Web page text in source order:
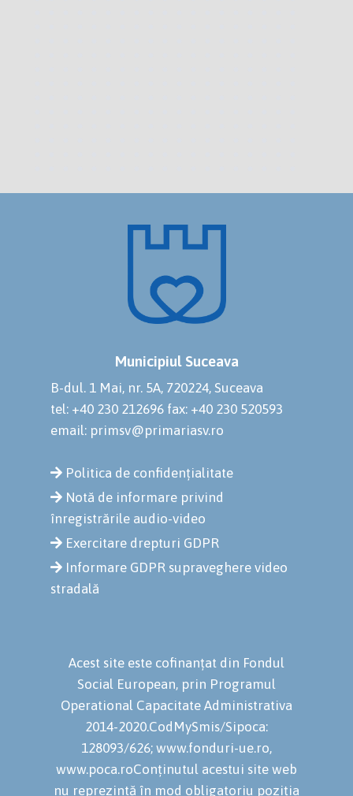
Municipiul Suceava
B-dul. 1 Mai, nr. 5A, 720224, Suceava
tel: +40 230 212696 fax: +40 230 520593
email: primsv@primariasv.ro
Politica de confidențialitate
Notă de informare privind
înregistrările audio-video
Exercitare drepturi GDPR
Informare GDPR supraveghere video
stradală
Acest site este cofinanțat din Fondul
Social European, prin Programul
Operational Capacitate Administrativa
2014-2020.CodMySmis/Sipoca:
128093/626; www.fonduri-ue.ro,
www.poca.roConținutul acestui site web
nu reprezintă în mod obligatoriu poziția